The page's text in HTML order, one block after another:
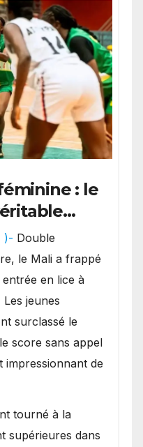
: le
inflige
au
)- Double
le Mali a frappé
en lice à
Les jeunes
surclassé le
score sans appel
impressionnant de
tourné à la
supérieures dans